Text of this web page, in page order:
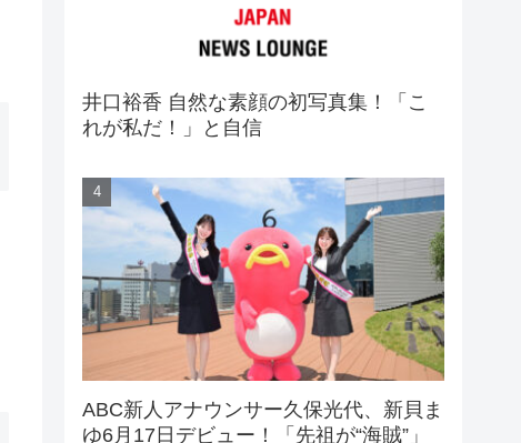
井口裕香 自然な素顔の初写真集！「こ
れが私だ！」と自信
ABC新人アナウンサー久保光代、新貝ま
ゆ6月17日デビュー！「先祖が“海賊”」